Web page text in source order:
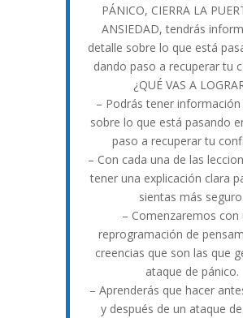
PÁNICO, CIERRA LA
ANSIEDAD, tendrás
detalle sobre lo que está
dando paso a recuperar tu
¿QUÉ VAS A
– Podrás tener información
sobre lo que está pasando
paso a recuperar tu
– Con cada una de las
tener una explicación clara
sientas más seguro.
– Comenzaremos con
reprogramación de
creencias que son las que
ataque de pánico.
– Aprenderás que hacer
y después de un ataque